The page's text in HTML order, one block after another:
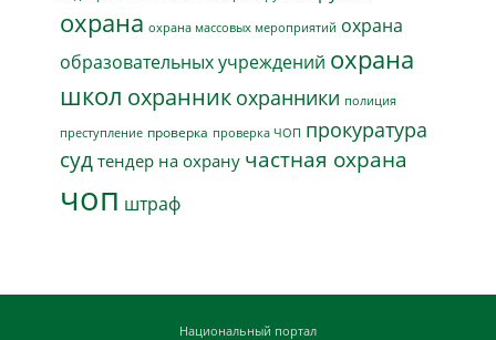
охрана охрана массовых мероприятий охрана
образовательных учреждений охрана
школ охранник охранники полиция
преступление проверка проверка ЧОП прокуратура
суд тендер на охрану частная охрана
чоп штраф
Национальный портал